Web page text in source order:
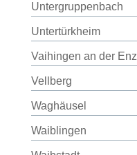
Untergruppenbach
Untertürkheim
Vaihingen an der Enz
Vellberg
Waghäusel
Waiblingen